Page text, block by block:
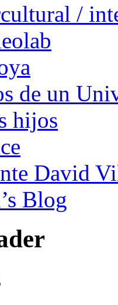
/
de un
hijos
David
Blog